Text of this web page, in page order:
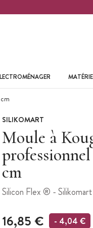
SILIKOMART
Moule à
cm
Silicon Flex ® - Silikomart
16,85 € - 4,04 €